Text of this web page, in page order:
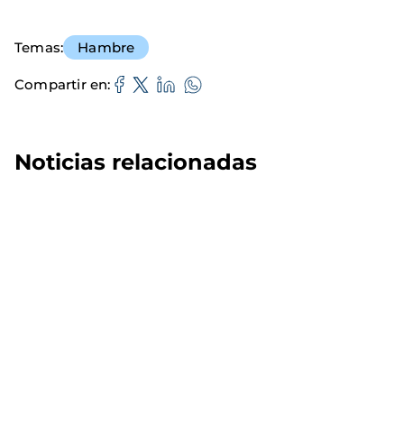
Temas Hambre
Compartir en
Noticias relacionadas